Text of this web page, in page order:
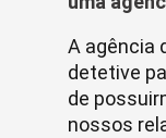
A agência
detetive
de
nossos